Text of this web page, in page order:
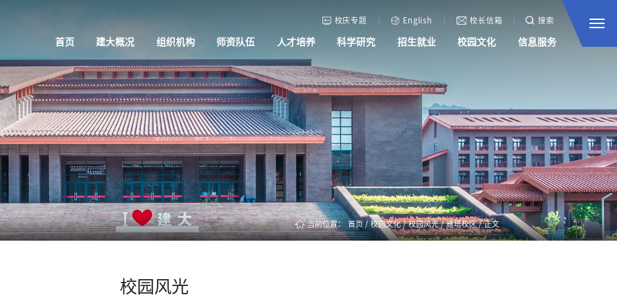
校庆专题 English 校长信箱 搜索
首页 建大概况 组织机构 师资队伍 人才培养 科学研究 招生就业 校园文化 信息服务
当前位置： 首页 / 校园文化 / 校园风光 / 雁塔校区 / 正文
校园风光